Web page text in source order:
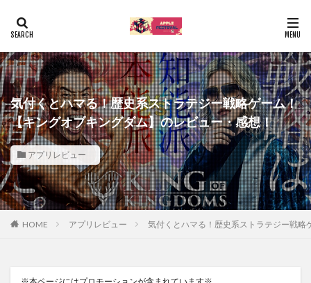
気付くとハマる！歴史系ストラテジー戦略ゲーム！
【キングオブキングダム】のレビュー・感想！
アプリレビュー
HOME アプリレビュー 気付くとハマる！歴史系ストラテジー戦